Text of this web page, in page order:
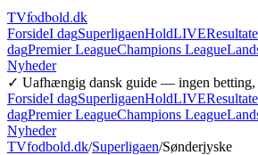
TVfodbold.dk
ForsideI dagSuperligaenHoldLIVE
dagPremier LeagueChampions League
Nyheder
✓ Uafhængig dansk guide — ingen betting,
ForsideI dagSuperligaenHoldLIVE
dagPremier LeagueChampions League
Nyheder
TVfodbold.dk/Superligaen/Sønderjyske